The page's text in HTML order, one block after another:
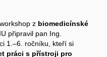
z biomedicínské
připravil pan Ing.
1.–6. ročníku, kteří si
práci s přístroji pro